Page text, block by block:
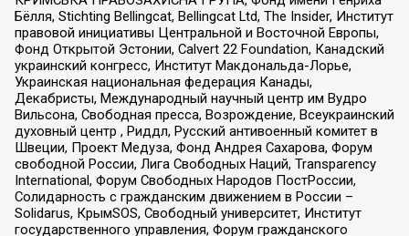
Бёлля, Stichting Bellingcat, Bellingcat Ltd, The Insider, Институт
правовой инициативы Центральной и Восточной Европы,
Фонд Открытой Эстонии, Calvert 22 Foundation, Канадский
украинский конгресс, Институт Макдональда-Лорье,
Украинская национальная федерация Канады,
Декабристы, Международный научный центр им Вудро
Вильсона, Свободная пресса, Возрождение, Всеукраинский
духовный центр , Риддл, Русский антивоенный комитет в
Швеции, Проект Медуза, Фонд Андрея Сахарова, Форум
свободной России, Лига Свободных Наций, Transparеncy
International, Форум Свободных Народов ПостРоссии,
Солидарность с гражданским движением в России –
Solidarus, КрымSOS, Свободный университет, Институт
государственного управления, Форум гражданского